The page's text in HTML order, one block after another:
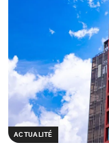
ACTUALITÉ